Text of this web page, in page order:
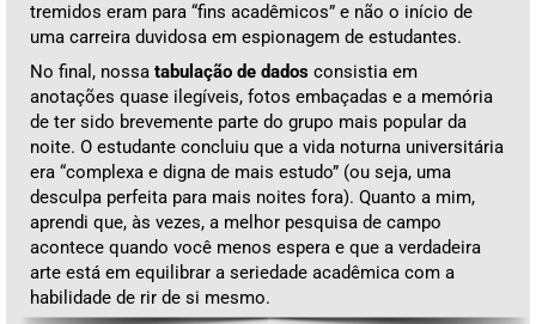
tremidos eram para “fins acadêmicos” e não o início de
uma carreira duvidosa em espionagem de estudantes.
No final, nossa tabulação de dados consistia em
anotações quase ilegíveis, fotos embaçadas e a memória
de ter sido brevemente parte do grupo mais popular da
noite. O estudante concluiu que a vida noturna universitária
era “complexa e digna de mais estudo” (ou seja, uma
desculpa perfeita para mais noites fora). Quanto a mim,
aprendi que, às vezes, a melhor pesquisa de campo
acontece quando você menos espera e que a verdadeira
arte está em equilibrar a seriedade acadêmica com a
habilidade de rir de si mesmo.